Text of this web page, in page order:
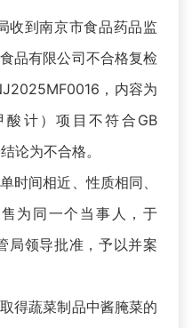
到南京市食品药品监
品有限公司不合格复检
，内容为
计）项目不符合GB
论为不合格。
间相近、性质相同、
为同一个当事人，于
局领导批准，予以并案
蔬菜制品中酱腌菜的